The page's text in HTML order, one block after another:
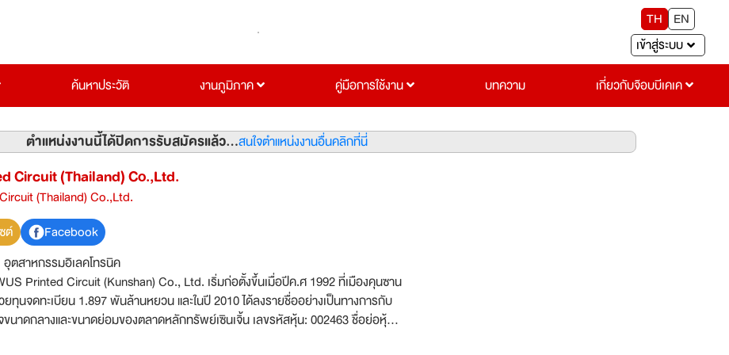
TH
EN
เข้าสู่ระบบ
ค้นหาประวัติ งานภูมิภาค คู่มือการใช้งาน บทความ เกี่ยวกับจ๊อบบีเคเค
ตำแหน่งงานนี้ได้ปิดการรับสมัครแล้ว...สนใจตำแหน่งงานอื่นคลิกที่นี่
Circuit (Thailand) Co.,Ltd.
(Thailand) Co.,Ltd.
ต์
Facebook
อุตสาหกรรมอิเลคโทรนิค
Printed Circuit (Kunshan) Co., Ltd. เริ่มก่อตั้งขึ้นเมื่อปีค.ศ 1992 ที่เมืองคุนซาน
ทุนจดทะเบียน 1.897 พันล้านหยวน และในปี 2010 ได้ลงรายชื่ออย่างเป็นทางการกับ
นาดกลางและขนาดย่อมของตลาดหลักทรัพย์เซินเจิ้น เลขรหัสหุ้น: 002463 ชื่อย่อหุ้น: